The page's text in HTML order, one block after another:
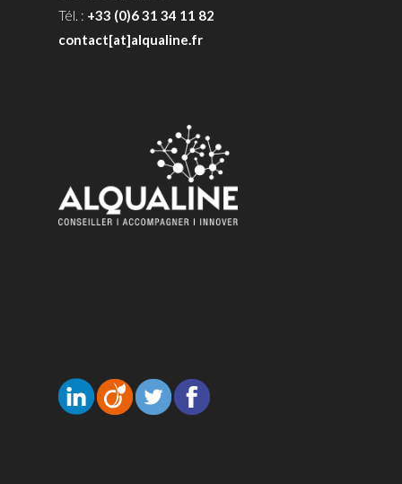
Tél. : +33 (0)6 31 34 11 82
contact[at]alqualine.fr